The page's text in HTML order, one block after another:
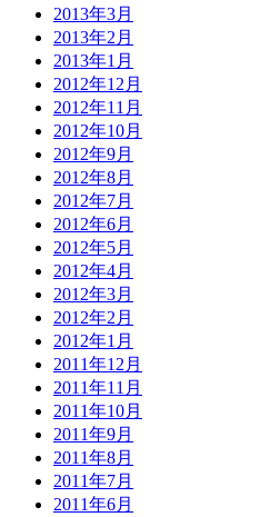
2013年3月
2013年2月
2013年1月
2012年12月
2012年11月
2012年10月
2012年9月
2012年8月
2012年7月
2012年6月
2012年5月
2012年4月
2012年3月
2012年2月
2012年1月
2011年12月
2011年11月
2011年10月
2011年9月
2011年8月
2011年7月
2011年6月